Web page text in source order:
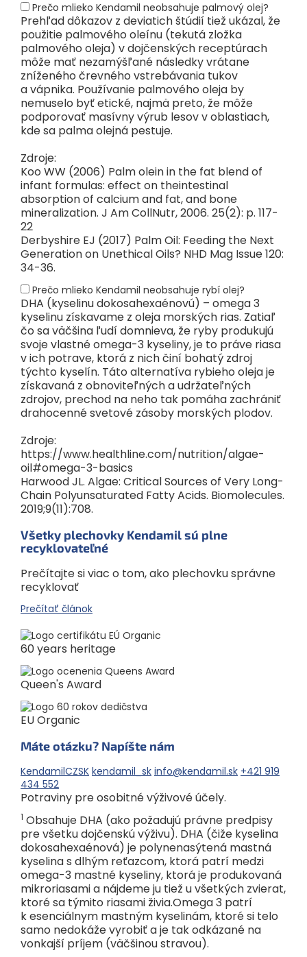
Prečo mlieko Kendamil neobsahuje palmový olej?
Prehľad dôkazov z deviatich štúdií tiež ukázal, že
použitie palmového oleínu (tekutá zložka
palmového oleja) v dojčenských receptúrach
môže mať nezamýšľané následky vrátane
zníženého črevného vstrebávania tukov
a vápnika. Používanie palmového oleja by
nemuselo byť etické, najmä preto, že môže
podporovať masívny výrub lesov v oblastiach,
kde sa palma olejná pestuje.
Zdroje:
Koo WW (2006) Palm olein in the fat blend of
infant formulas: effect on theintestinal
absorption of calcium and fat, and bone
mineralization. J Am CollNutr, 2006. 25(2): p. 117-
22
Derbyshire EJ (2017) Palm Oil: Feeding the Next
Generation on Unethical Oils? NHD Mag Issue 120:
34-36.
Prečo mlieko Kendamil neobsahuje rybí olej?
DHA (kyselinu dokosahexaénovú) – omega 3
kyselinu získavame z oleja morských rias. Zatiaľ
čo sa väčšina ľudí domnieva, že ryby produkujú
svoje vlastné omega-3 kyseliny, je to práve riasa
v ich potrave, ktorá z nich činí bohatý zdroj
týchto kyselín. Táto alternatíva rybieho oleja je
získavaná z obnoviteľných a udržateľných
zdrojov, prechod na neho tak pomáha zachrániť
drahocenné svetové zásoby morských plodov.
Zdroje:
https://www.healthline.com/nutrition/algae-
oil#omega-3-basics
Harwood JL. Algae: Critical Sources of Very Long-
Chain Polyunsaturated Fatty Acids. Biomolecules.
2019;9(11):708.
Všetky plechovky Kendamil sú plne
recyklovateľné
Prečítajte si viac o tom, ako plechovku správne
recyklovať
Prečítať článok
60 years heritage
Queen's Award
EU Organic
Máte otázku? Napíšte nám
KendamilCZSK kendamil_sk info@kendamil.sk +421 919
434 552
Potraviny pre osobitné výživové účely.
1 Obsahuje DHA (ako požadujú právne predpisy
pre všetku dojčenskú výživu). DHA (čiže kyselina
dokosahexaénová) je polynenasýtená mastná
kyselina s dlhým reťazcom, ktorá patrí medzi
omega-3 mastné kyseliny, ktorá je produkovaná
mikroriasami a nájdeme ju tiež u všetkých zvierat,
ktoré sa týmito riasami živia.Omega 3 patrí
k esenciálnym mastným kyselinám, ktoré si telo
samo nedokáže vyrobiť a je tak odkázané na
vonkajší príjem (väčšinou stravou).